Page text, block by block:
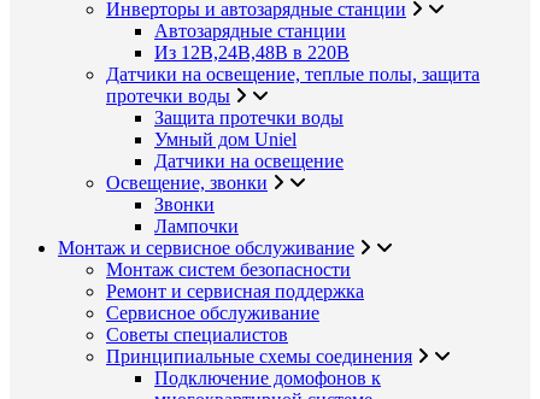
Инверторы и автозарядные станции
Автозарядные станции
Из 12В,24В,48В в 220В
Датчики на освещение, теплые полы, защита
протечки воды
Защита протечки воды
Умный дом Uniel
Датчики на освещение
Освещение, звонки
Звонки
Лампочки
Монтаж и сервисное обслуживание
Монтаж систем безопасности
Ремонт и сервисная поддержка
Сервисное обслуживание
Советы специалистов
Принципиальные схемы соединения
Подключение домофонов к